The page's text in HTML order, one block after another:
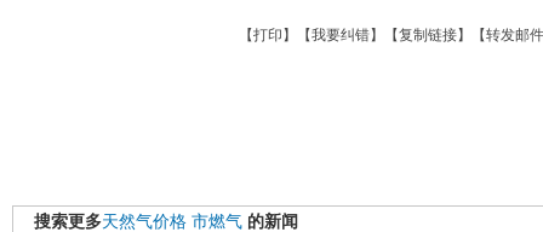
【打印 】【我要纠错】【复制链接】【转发邮件
搜索更多天然气价格 市燃气 的新闻